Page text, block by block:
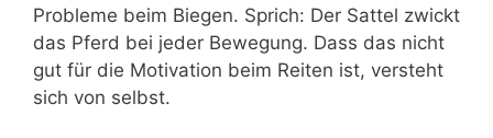
Probleme beim Biegen. Sprich: Der Sattel zwickt
das Pferd bei jeder Bewegung. Dass das nicht
gut für die Motivation beim Reiten ist, versteht
sich von selbst.